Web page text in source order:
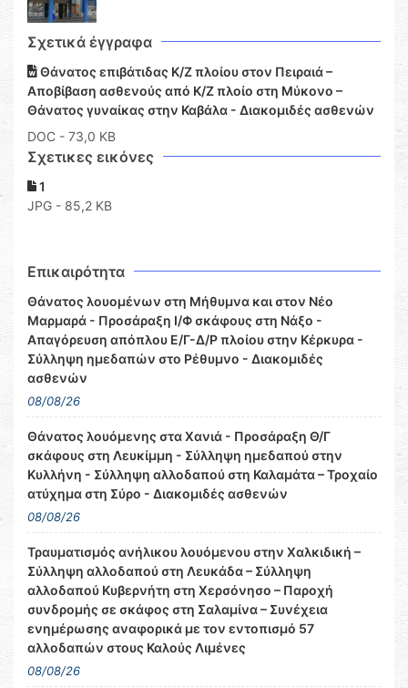
Σχετικά έγγραφα
Θάνατος επιβάτιδας Κ/Ζ πλοίου στον Πειραιά –
Αποβίβαση ασθενούς από Κ/Ζ πλοίο στη Μύκονο –
Θάνατος γυναίκας στην Καβάλα - Διακομιδές ασθενών
DOC - 73,0 KB
Σχετικες εικόνες
1
JPG - 85,2 KB
Επικαιρότητα
Θάνατος λουομένων στη Μήθυμνα και στον Νέο
Μαρμαρά - Προσάραξη Ι/Φ σκάφους στη Νάξο -
Απαγόρευση απόπλου Ε/Γ-Δ/Ρ πλοίου στην Κέρκυρα -
Σύλληψη ημεδαπών στο Ρέθυμνο - Διακομιδές
ασθενών
08/08/26
Θάνατος λουόμενης στα Χανιά - Προσάραξη Θ/Γ
σκάφους στη Λευκίμμη - Σύλληψη ημεδαπού στην
Κυλλήνη - Σύλληψη αλλοδαπού στη Καλαμάτα – Τροχαίο
ατύχημα στη Σύρο - Διακομιδές ασθενών
08/08/26
Τραυματισμός ανήλικου λουόμενου στην Χαλκιδική –
Σύλληψη αλλοδαπού στη Λευκάδα – Σύλληψη
αλλοδαπού Κυβερνήτη στη Χερσόνησο – Παροχή
συνδρομής σε σκάφος στη Σαλαμίνα – Συνέχεια
ενημέρωσης αναφορικά με τον εντοπισμό 57
αλλοδαπών στους Καλούς Λιμένες
08/08/26